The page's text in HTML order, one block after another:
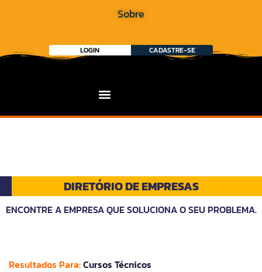
Sobre
LOGIN CADASTRE-SE
DIRETÓRIO DE EMPRESAS
ENCONTRE A EMPRESA QUE SOLUCIONA O SEU PROBLEMA.
Resultados Para:Cursos Técnicos